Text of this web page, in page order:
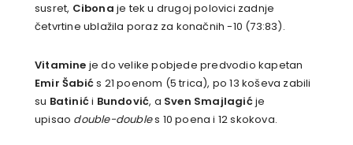
susret, Cibona je tek u drugoj polovici zadnje
četvrtine ublažila poraz za konačnih -10 (73:83).
Vitamine je do velike pobjede predvodio kapetan
Emir Šabićs 21 poenom (5 trica), po 13 koševa zabili
su Batinići Bundović, a Sven Smajlagićje
upisao double-doubles 10 poena i 12 skokova.